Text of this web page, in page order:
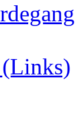
(Links)